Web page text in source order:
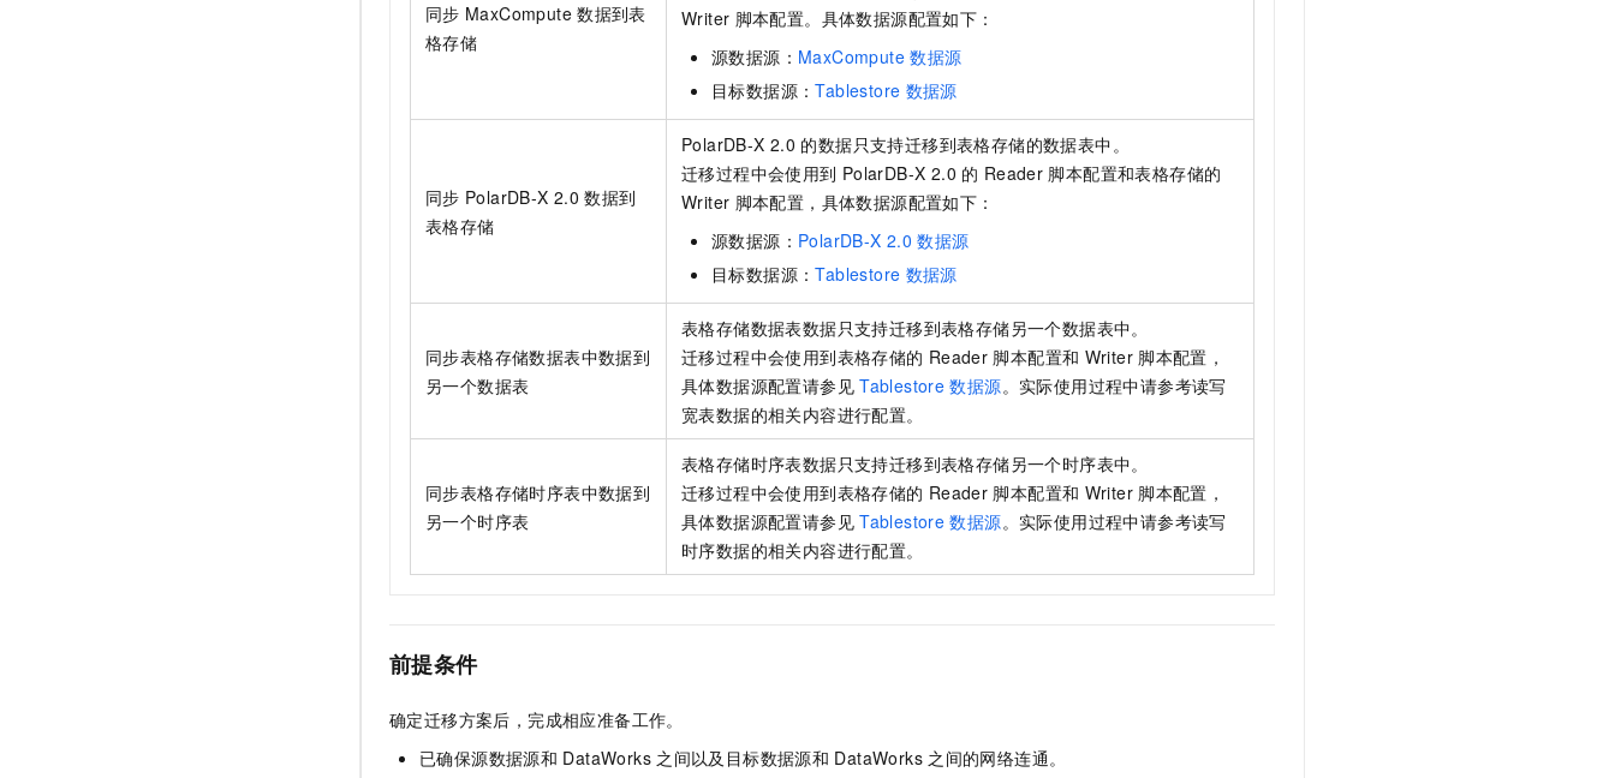
同步 MaxCompute 数据到表
格存储
Writer 脚本配置。具体数据源配置如下：
源数据源： MaxCompute 数据源
目标数据源：Tablestore 数据源
同步 PolarDB-X 2.0 数据到
表格存储
PolarDB-X 2.0 的数据只支持迁移到表格存储的数据表中。
迁移过程中会使用到 PolarDB-X 2.0 的 Reader 脚本配置和表格存储的
Writer 脚本配置，具体数据源配置如下：
源数据源： PolarDB-X 2.0 数据源
目标数据源：Tablestore 数据源
同步表格存储数据表中数据到
另一个数据表
表格存储数据表数据只支持迁移到表格存储另一个数据表中。
迁移过程中会使用到表格存储的 Reader 脚本配置和 Writer 脚本配置，
具体数据源配置请参见 Tablestore 数据源。实际使用过程中请参考读写
宽表数据的相关内容进行配置。
同步表格存储时序表中数据到
另一个时序表
表格存储时序表数据只支持迁移到表格存储另一个时序表中。
迁移过程中会使用到表格存储的 Reader 脚本配置和 Writer 脚本配置，
具体数据源配置请参见 Tablestore 数据源。实际使用过程中请参考读写
时序数据的相关内容进行配置。
前提条件
确定迁移方案后，完成相应准备工作。
已确保源数据源和 DataWorks 之间以及目标数据源和 DataWorks 之间的网络连通。